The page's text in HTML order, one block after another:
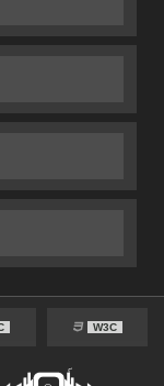
W3C